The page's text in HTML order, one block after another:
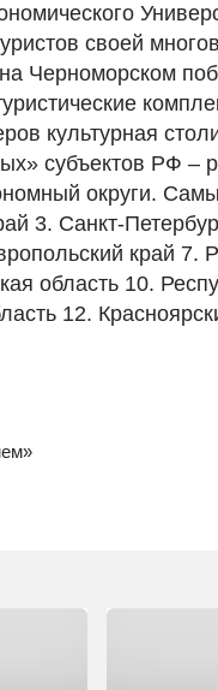
своей
Черноморском
культурная
субъектов РФ –
округи.
3. Санкт-
край 7.
область 10.
12.